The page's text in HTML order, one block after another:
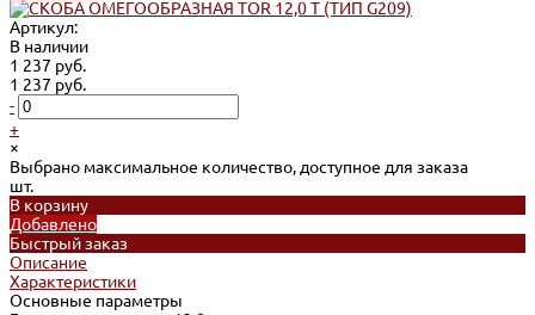
Артикул:
В наличии
1 237 руб.
1 237 руб.
-
+
×
Выбрано максимальное количество, доступное для заказа
шт.
В корзину
Добавлено
Быстрый заказ
Описание
Характеристики
Основные параметры